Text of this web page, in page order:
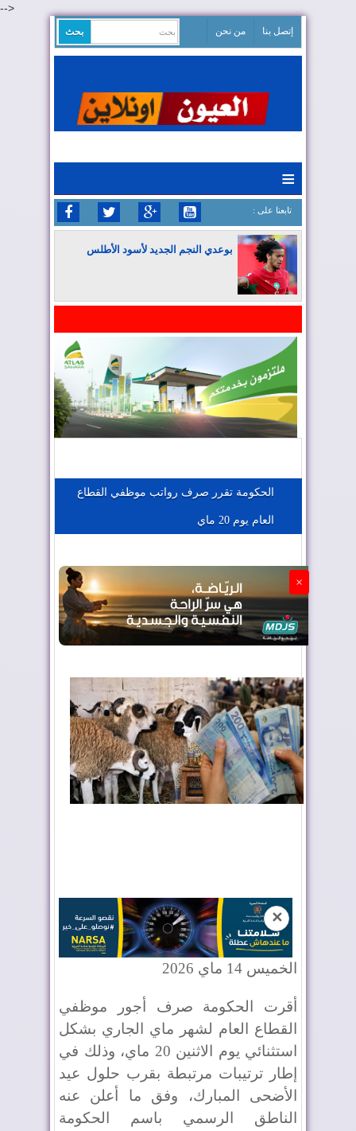
-->
إتصل بنا من نحن
≡
: تابعنا على
بوعدي النجم الجديد لأسود الأطلس
المغرب يعزز موقعه في صناعة الطيران
الجزائر تستسلم لفرنسا
الحكومة تقرر صرف رواتب موظفي القطاع
العام يوم 20 ماي
×
✕
الخميس 14 ماي 2026
أقرت الحكومة صرف أجور موظفي
القطاع العام لشهر ماي الجاري بشكل
استثنائي يوم الاثنين 20 ماي، وذلك في
إطار ترتيبات مرتبطة بقرب حلول عيد
الأضحى المبارك، وفق ما أعلن عنه
الناطق الرسمي باسم الحكومة